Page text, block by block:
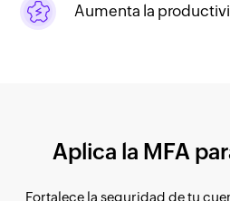
Aumenta la
Aplica la MFA
Fortalece la seguridad de tu